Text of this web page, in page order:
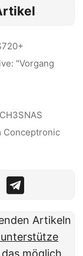
"Vorgang
Conceptronic
Artikeln
das möglich